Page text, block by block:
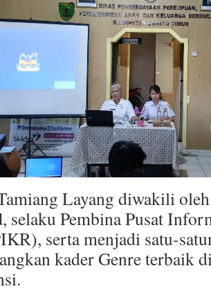
Layang diwakili
, selaku Pembina Pusat
serta menjadi satu-
kader Genre terbaik